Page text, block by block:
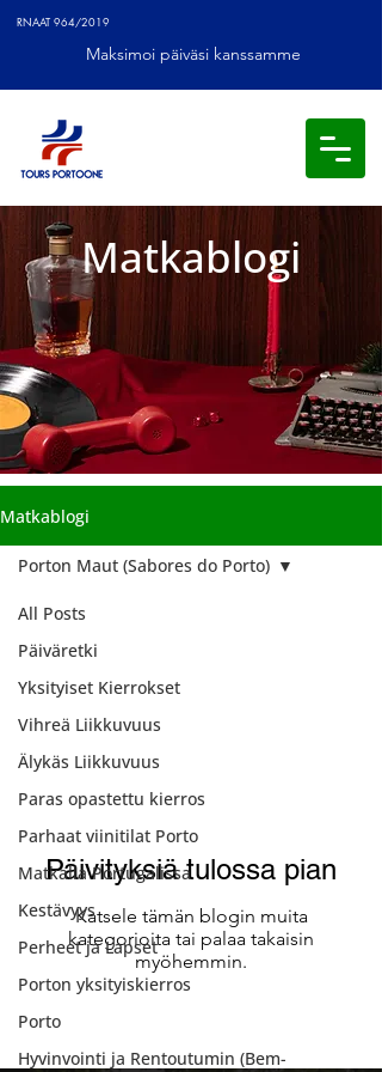
RNAAT 964/2019
Maksimoi päiväsi kanssamme
Matkablogi
Matkablogi
All Posts
Päiväretki
Yksityiset Kierrokset
Vihreä Liikkuvuus
Älykäs Liikkuvuus
Paras opastettu kierros
Parhaat viinitilat Porto
Matkalla Portugalissa
Kestävyys
Perheet ja Lapset
Porton yksityiskierros
Porto
Hyvinvointi ja Rentoutumin (Bem-
Porton Maut (Sabores do Porto)
Porton Maut
(Sabores do
Porto)
Päivityksiä tulossa pian
Katsele tämän blogin muita
kategorioita tai palaa takaisin
myöhemmin.